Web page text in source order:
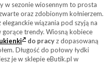
w sezonie wiosennym to prosta
oraz zdobionym kołnierzem.
wiązania pod szyją na
trendy. Wiosną kobiece
do pracyz dopasowaną
Długość do połowy łydki
je w sklepie eButik.pl w